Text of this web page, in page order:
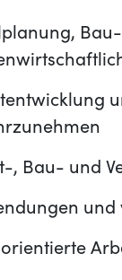
, Bau- und
und